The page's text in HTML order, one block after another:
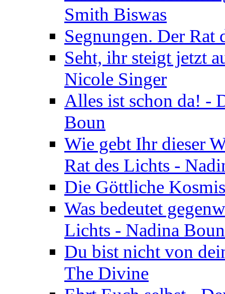
Smith Biswas
Segnungen. Der
Seht, ihr steigt jetzt
Nicole Singer
Alles ist schon da! -
Boun
Wie gebt Ihr dieser
Rat des Lichts -
Die Göttliche
Was bedeutet
Lichts - Nadina Boun
Du bist nicht von
The Divine